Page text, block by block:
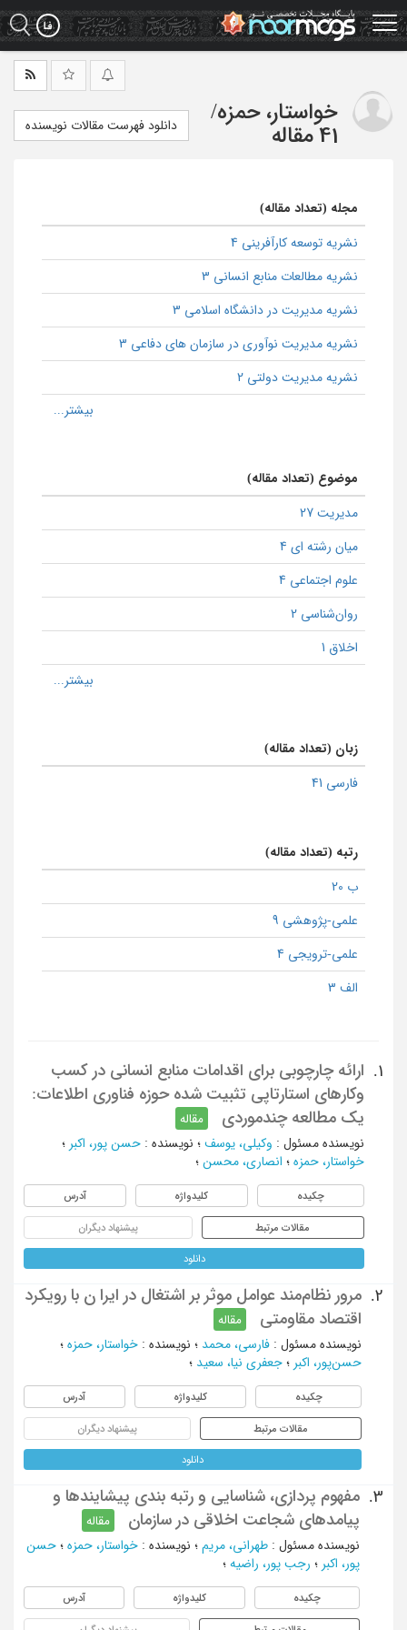
Skip
to
main
خواستار، حمزه/
41 مقاله
دانلود فهرست مقالات نویسنده
مجله (تعداد مقاله)
نشریه توسعه کارآفرینی 4
نشریه مطالعات منابع انسانی 3
نشریه مدیریت در دانشگاه اسلامی 3
نشریه مدیریت نوآوری در سازمان های دفاعی 3
نشریه مدیریت دولتی 2
موضوع (تعداد مقاله)
مدیریت 27
میان رشته ای 4
علوم اجتماعی 4
روان‌شناسی 2
اخلاق 1
زبان (تعداد مقاله)
فارسی 41
رتبه (تعداد مقاله)
ب 20
علمی-پژوهشی 9
علمی-ترویجی 4
الف 3
1.
ارائه چارچوبی برای اقدامات منابع انسانی در کسب
وکارهای استارتاپی تثبیت شده حوزه فناوری اطلاعات:
یک مطالعه چندموردی
مقاله
نویسنده مسئول : وکیلی، یوسف ؛ نویسنده : حسن پور، اکبر ؛
خواستار، حمزه ؛ انصاری، محسن ؛
چکیده کلیدواژه آدرس
مقالات مرتبط پیشنهاد دیگران
دانلود
2.
مرور نظام‌مند عوامل موثر بر اشتغال در ایرا ن با رویکرد
اقتصاد مقاومتی
مقاله
نویسنده مسئول : فارسی، محمد ؛ نویسنده : خواستار، حمزه ؛
حسن‌پور، اکبر ؛ جعفری نیا، سعید ؛
چکیده کلیدواژه آدرس
مقالات مرتبط پیشنهاد دیگران
دانلود
3.
مفهوم پردازی، شناسایی و رتبه بندی پیشایندها و
پیامدهای شجاعت اخلاقی در سازمان
مقاله
نویسنده مسئول : طهرانی، مریم ؛ نویسنده : خواستار، حمزه ؛ حسن
پور، اکبر ؛ رجب پور، راضیه ؛
چکیده کلیدواژه آدرس